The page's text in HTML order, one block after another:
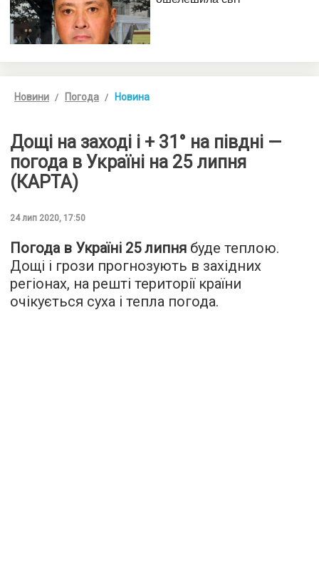
Новини Погода Новина
Дощі на заході і + 31° на півдні —
погода в Україні на 25 липня
(КАРТА)
24 лип 2020, 17:50
Погода в Україні 25 липня буде теплою.
Дощі і грози прогнозують в західних
регіонах, на решті території країни
очікується суха і тепла погода.